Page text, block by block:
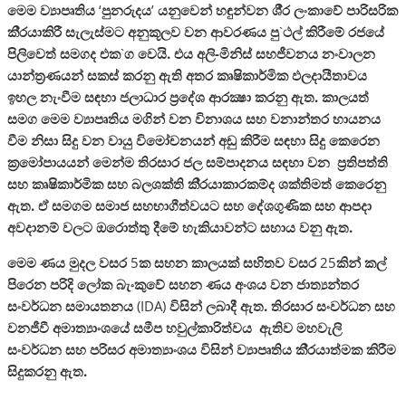
මෙම ව්‍යාපෘතිය ‘පුනරුදය’ යනුවෙන් හඳුන්වන ශී‍්‍ර ලංකාවේ පාරිසරික
කි‍්‍රයාකිරී සැලැස්මට අනුකූලව වන ආවරණය පු`ථල් කිරීමේ රජයේ
පිලිවෙත් සමගද එක`ග වෙයි. එය අලි-මිනිස් සහජීවනය නංවාලන
යාන්ත‍්‍රණයන් සකස් කරනු ඇති අතර කෘෂිකාර්මික ඵලදායීතාවය
ඉහල නැංවීම සඳහා ජලාධාර ප‍්‍රදේශ ආරක්‍ෂා කරනු ඇත. කාලයත්
සමග මෙම ව්‍යාපෘතිය මගින් වන විනාශය සහ වනාන්තර හායනය
වීම නිසා සිදු වන වායු විමෝචනයන් අඩු කිරීම සඳහා සිදු කෙරෙන
ක‍්‍රමෝපායයන් මෙන්ම තිරසාර ජල සම්පාදනය සඳහා වන ප‍්‍රතිපත්ති
සහ කෘෂිකාර්මික සහ බලශක්ති කි‍්‍රයාකාරකම්ද ශක්තිමත් කෙරෙනු
ඇත. ඒ සමගම සමාජ සහභාගීත්වයට සහ දේශගුණික සහ ආපදා
අවදානම් වලට ඔරොත්තු දීමේ හැකියාවන්ට සහාය වනු ඇත.
මෙම ණය මුදල වසර 5ක සහන කාලයක් සහිතව වසර25කින් කල්
පිරෙන පරිදි ලෝක බැංකුවේ සහන ණය අංශය වන ජාත්‍යන්තර
සංවර්ධන සමායතනය (IDA) විසින් ලබාදී ඇත. තිරසාර සංවර්ධන සහ
වනජීවී අමාත්‍යාංශයේ සමීප හවුල්කාරිත්වය ඇතිව මහවැලි
සංවර්ධන සහ පරිසර අමාත්‍යාංශය විසින් ව්‍යාපෘතිය කි‍්‍රයාත්මක කිරීම
සිදුකරනු ඇත.